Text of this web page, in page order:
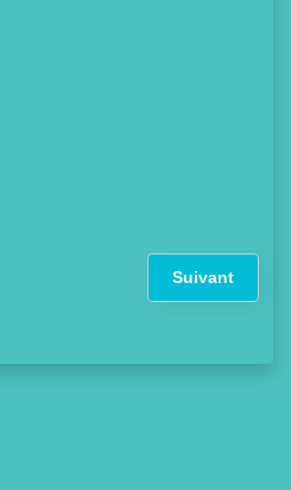
Suivant